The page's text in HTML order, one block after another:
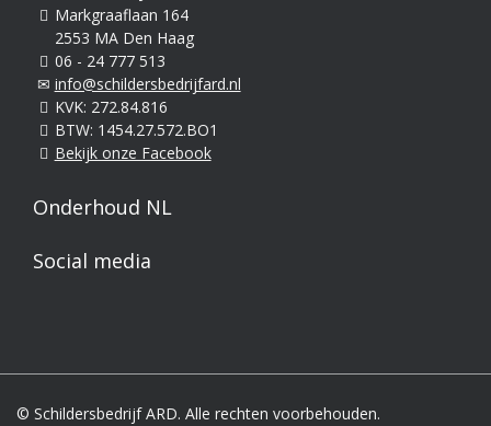
Markgraaflaan 164
2553 MA Den Haag
06 - 24 777 513
info@schildersbedrijfard.nl
KVK: 272.84.816
BTW: 1454.27.572.BO1
Bekijk onze Facebook
Onderhoud NL
Social media
© Schildersbedrijf ARD. Alle rechten voorbehouden.